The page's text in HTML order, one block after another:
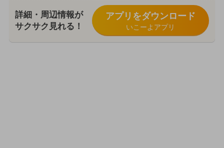
詳細・周辺情報が
サクサク見れる！
アプリをダウンロード
いこーよアプリ